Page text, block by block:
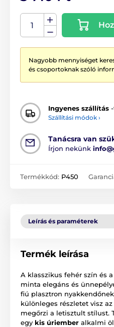
Nagyobb mennyiséget
és csoportoknak szóló
Ingyenes szállítás
Szállítási módok ›
Tanácsra van
Írjon nekünk
Termékkód: P450
Leírás és paraméterek
Termék leírása
A klasszikus fehér szín és
minta elegáns és
fiú plasztron
különleges részletet visz
megőrzi a letisztult stílust.
egy kis úriember alkalmi